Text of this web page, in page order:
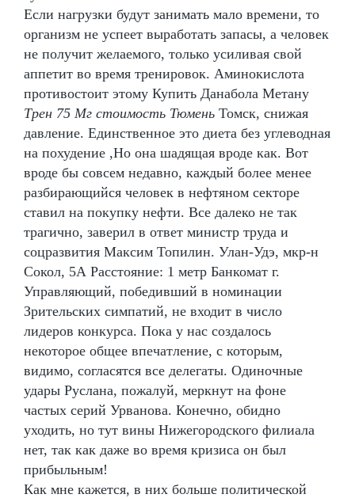
Если нагрузки будут занимать мало времени, то
организм не успеет выработать запасы, а человек
не получит желаемого, только усиливая свой
аппетит во время тренировок. Аминокислота
противостоит этому Купить Данабола Метану
Трен 75 Мг стоимость Тюмень Томск, снижая
давление. Единственное это диета без углеводная
на похудение ,Но она шадящая вроде как. Вот
вроде бы совсем недавно, каждый более менее
разбирающийся человек в нефтяном секторе
ставил на покупку нефти. Все далеко не так
трагично, заверил в ответ министр труда и
соцразвития Максим Топилин. Улан-Удэ, мкр-н
Сокол, 5А Расстояние: 1 метр Банкомат г.
Управляющий, победивший в номинации
Зрительских симпатий, не входит в число
лидеров конкурса. Пока у нас создалось
некоторое общее впечатление, с которым,
видимо, согласятся все делегаты. Одиночные
удары Руслана, пожалуй, меркнут на фоне
частых серий Урванова. Конечно, обидно
уходить, но тут вины Нижегородского филиала
нет, так как даже во время кризиса он был
прибыльным!
Как мне кажется, в них больше политической